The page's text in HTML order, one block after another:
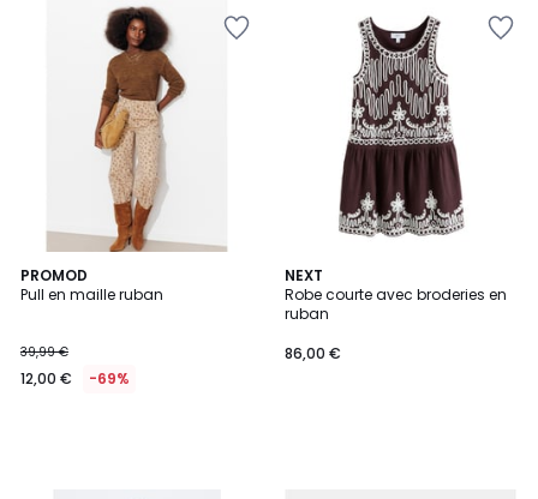
PROMOD
Pull en maille ruban
39,99 €
12,00 € -69%
NEXT
Robe courte avec broderies en
ruban
86,00 €